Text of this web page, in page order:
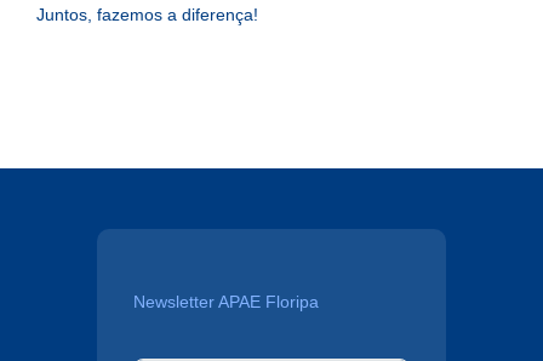
Juntos, fazemos a diferença!
Newsletter APAE Floripa